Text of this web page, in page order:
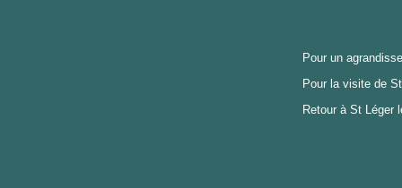
Pour un
Pour la visite de
Retour à St Léger